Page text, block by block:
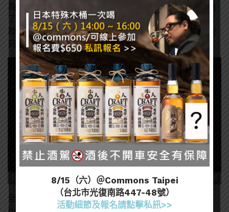
為了推動個人藝術家的期許。我和我們的專家團隊打造
了這奢華的53年威士忌，是我們推出過最高年份的酒
款。這真的是一個令人振奮的時刻，我有幸使能用這些
前人留下，最稀有、最珍貴的高年份原酒來調和。」
全世界僅有21套的「藝術珍藏系列 Forces of Nature
8/15（六）＠Commons Taipei
（台北市光復南路447-48號）
活動細節及報名請點擊私訊>>